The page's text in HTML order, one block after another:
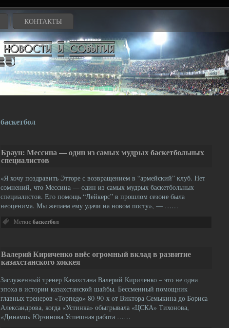
КОНТАКТЫ
баскетбол
Браун: Мессина — один из самых мудрых баскетбольных
специалистов
«Я хочу поздравить Этторе с возвращением в “армейский” клуб. Нет
сомнений, что Мессина — один из самых мудрых баскетбольных
специалистов. Его помощь “Лейкерс” в прошлом сезоне была
неоценима. Мы желаем ему удачи на новом посту», — ……
Метки: баскетбол
Валерий Кириченко внёс огромный вклад в развитие
казахстанского хоккея
Заслуженный тренер Казахстана Валерий Кириченко – это не одна
эпоха в истории казахстанской шайбы. Бессменный помощник
главных тренеров «Торпедо» 80-90-х от Виктора Семыкина до Бориса
Александрова, когда «Устинка» обыгрывала «ЦСКА» Тихонова,
«Динамо» Юрзинова.Успешная работа ……